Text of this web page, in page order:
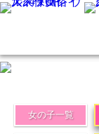
女の子一覧